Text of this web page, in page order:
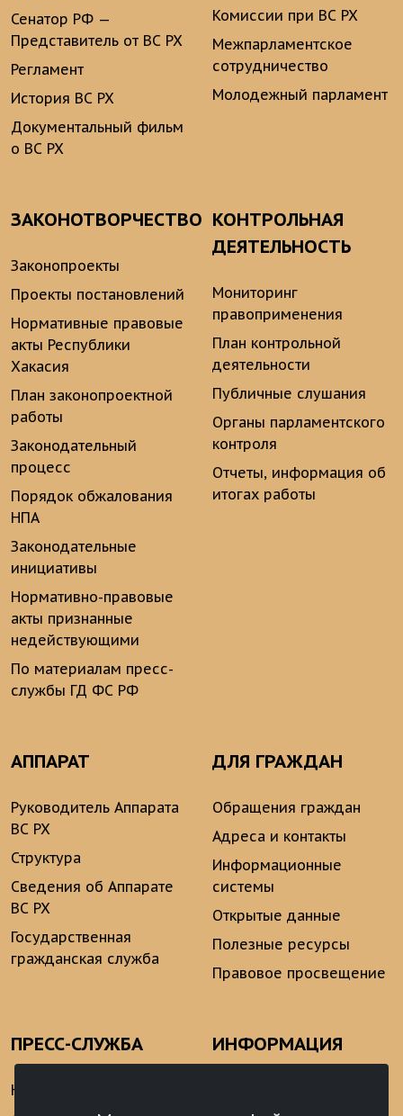
Сенатор РФ —
Представитель от ВС РХ
Регламент
История ВС РХ
Документальный фильм
о ВС РХ
Комиссии при ВС РХ
Межпарламентское
сотрудничество
Молодежный парламент
ЗАКОНОТВОРЧЕСТВО
Законопроекты
Проекты постановлений
Нормативные правовые
акты Республики
Хакасия
План законопроектной
работы
Законодательный
процесс
Порядок обжалования
НПА
Законодательные
инициативы
Нормативно-правовые
акты признанные
недействующими
По материалам пресс-
службы ГД ФС РФ
КОНТРОЛЬНАЯ
ДЕЯТЕЛЬНОСТЬ
Мониторинг
правоприменения
План контрольной
деятельности
Публичные слушания
Органы парламентского
контроля
Отчеты, информация об
итогах работы
АППАРАТ
Руководитель Аппарата
ВС РХ
Структура
Сведения об Аппарате
ВС РХ
Государственная
гражданская служба
ДЛЯ ГРАЖДАН
Обращения граждан
Адреса и контакты
Информационные
системы
Открытые данные
Полезные ресурсы
Правовое просвещение
ПРЕСС-СЛУЖБА
Новости
ИНФОРМАЦИЯ
аналитические